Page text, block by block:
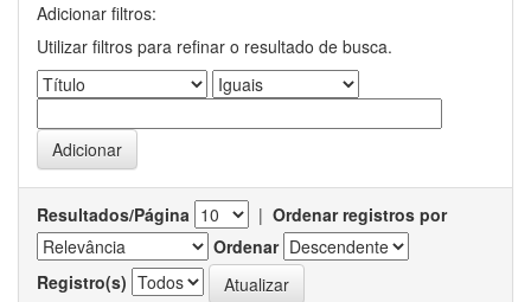
Adicionar filtros:
Utilizar filtros para refinar o resultado de busca.
Resultados/Página | Ordenar registros por
Ordenar
Registro(s)